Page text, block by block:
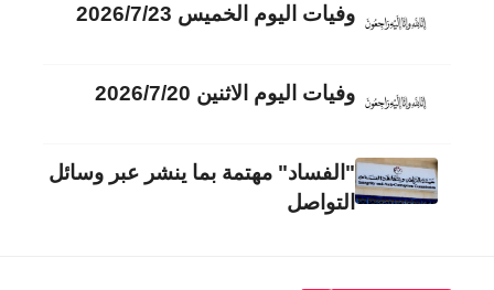
وفيات اليوم الخميس 2026/7/23
وفيات اليوم الاثنين 2026/7/20
"الفساد" مهتمة بما ينشر عبر وسائل
التواصل